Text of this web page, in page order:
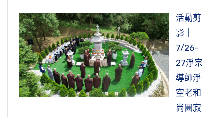
活動剪
影｜
7/26–
27淨宗
導師淨
空老和
尚圓寂